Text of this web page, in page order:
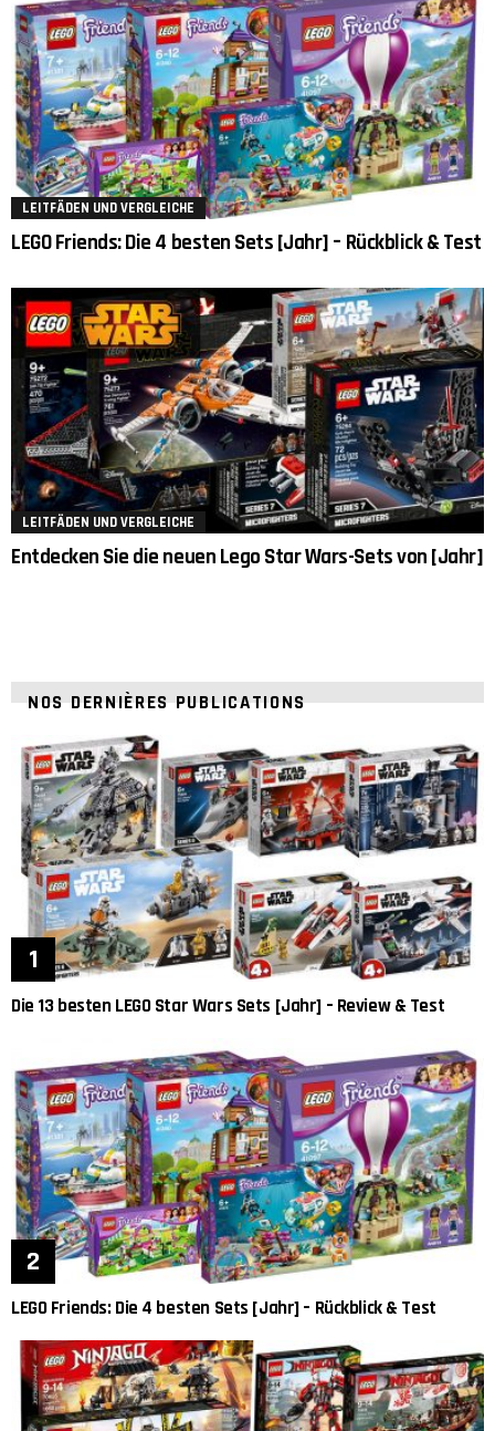
LEITFÄDEN UND VERGLEICHE
LEGO Friends: Die 4 besten Sets [Jahr] – Rückblick & Test
LEITFÄDEN UND VERGLEICHE
Entdecken Sie die neuen Lego Star Wars-Sets von [Jahr]
NOS DERNIÈRES PUBLICATIONS
Die 13 besten LEGO Star Wars Sets [Jahr] – Review & Test
LEGO Friends: Die 4 besten Sets [Jahr] – Rückblick & Test